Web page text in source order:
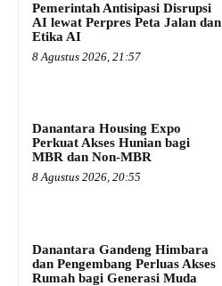
Pemerintah Antisipasi Disrupsi
AI lewat Perpres Peta Jalan dan
Etika AI
8 Agustus 2026, 21:57
Danantara Housing Expo
Perkuat Akses Hunian bagi
MBR dan Non-MBR
8 Agustus 2026, 20:55
Danantara Gandeng Himbara
dan Pengembang Perluas Akses
Rumah bagi Generasi Muda